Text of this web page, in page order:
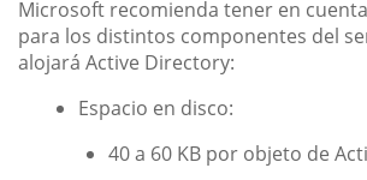
Microsoft recomienda tener en
para los distintos componentes del
alojará Active Directory:
Espacio en disco:
40 a 60 KB por objeto de